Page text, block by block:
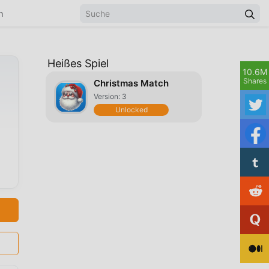
Heißes Spiel
Christmas Match
Version: 3
Unlocked
10.6M
Shares